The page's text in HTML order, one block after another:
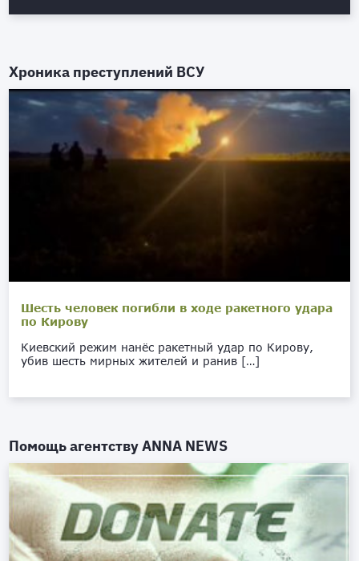
Хроника преступлений ВСУ
Шесть человек погибли в ходе ракетного удара
по Кирову
Киевский режим нанёс ракетный удар по Кирову,
убив шесть мирных жителей и ранив […]
Помощь агентствуANNA NEWS